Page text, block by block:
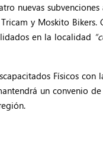
nuevas
y Moskito Bikers.
en la localidad
Físicos
un convenio